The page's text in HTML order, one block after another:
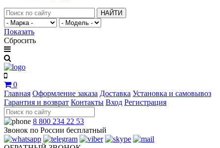
НАЙТИ
Показать
Сбросить
0
Главная Оформление заказа Доставка Установка и самовывоз
Гарантия и возврат Контакты Вход Регистрация
8 800 234 22 53
Звонок по России бесплатный